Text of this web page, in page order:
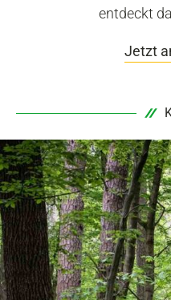
entdeckt
Jetzt